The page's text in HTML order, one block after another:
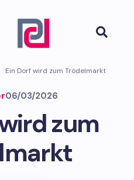

Ein Dorf wird zum Trödelmarkt
06/03/2026
zum